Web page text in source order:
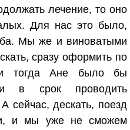
лечение, то оно
Для нас это было,
Мы же и виноватыми
сразу оформить по
и тогда Ане было бы
в срок проводить
сейчас, дескать, поезд
и мы уже не сможем